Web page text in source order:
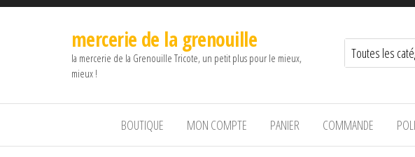
mercerie de la grenouille
la mercerie de la Grenouille Tricote, un petit plus pour le mieux,
mieux !
BOUTIQUE MON COMPTE PANIER COMMANDE